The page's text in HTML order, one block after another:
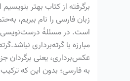
برگرفته از کتاب بهتر
زبان فارسی را نام ببریم،
است. در مسئله‌ٔ درست‌نویسی
مبارزه با گرته‌برداری
عکس‌برداری، یعنی برگردان
به فارسی؛ بدون این که ترکیب